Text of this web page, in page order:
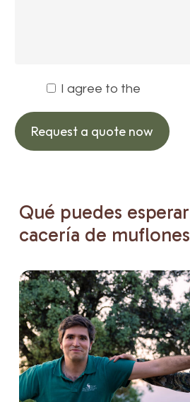
Consent (Obligatorio)
I agree to the
Request a quote now
Qué puedes esperar
cacería de muflones